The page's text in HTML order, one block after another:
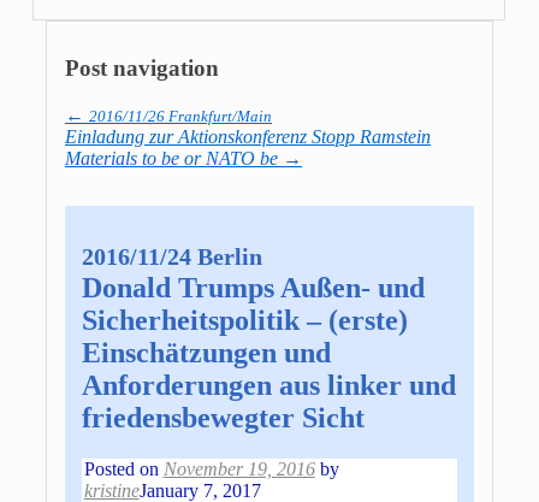
Post navigation
← 2016/11/26 Frankfurt/Main
Einladung zur Aktionskonferenz Stopp Ramstein
Materials to be or NATO be →
2016/11/24 Berlin
Donald Trumps Außen- und
Sicherheitspolitik – (erste)
Einschätzungen und
Anforderungen aus linker und
friedensbewegter Sicht
Posted on November 19, 2016 by
kristineJanuary 7, 2017